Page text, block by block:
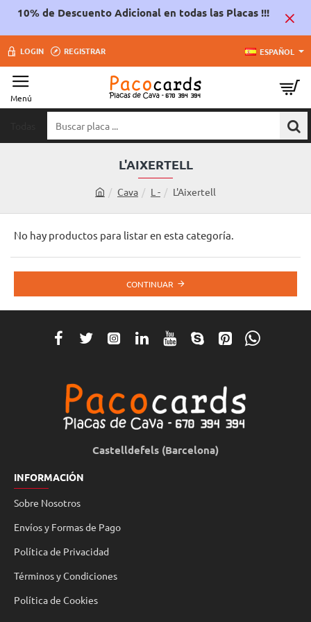
10% de Descuento Adicional en todas las Placas !!!
LOGIN REGISTRAR ESPAÑOL
placa
L'AIXERTELL
o
m
Cava L - L'Aixertell
No hay productos para listar en esta categoría.
CONTINUAR
Castelldefels (Barcelona)
INFORMACIÓN
Sobre Nosotros
Envíos y Formas de Pago
Política de Privacidad
Términos y Condiciones
Política de Cookies